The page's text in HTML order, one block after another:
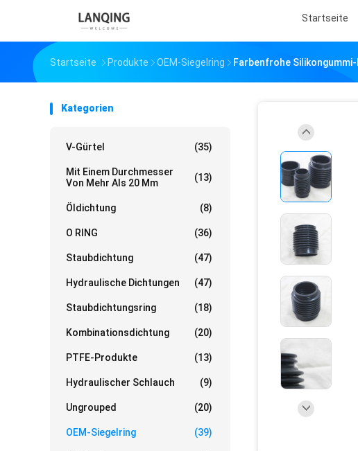
Startseite
Startseite Produkte OEM-Siegelring Farbenfrohe
Kategorien
V-Gürtel (35)
Mit Einem Durchmesser
Von Mehr Als 20 Mm
(13)
Öldichtung (8)
O RING (36)
Staubdichtung (47)
Hydraulische Dichtungen (47)
Staubdichtungsring (18)
Kombinationsdichtung (20)
PTFE-Produkte (13)
Hydraulischer Schlauch (9)
Ungrouped (20)
OEM-Siegelring (39)